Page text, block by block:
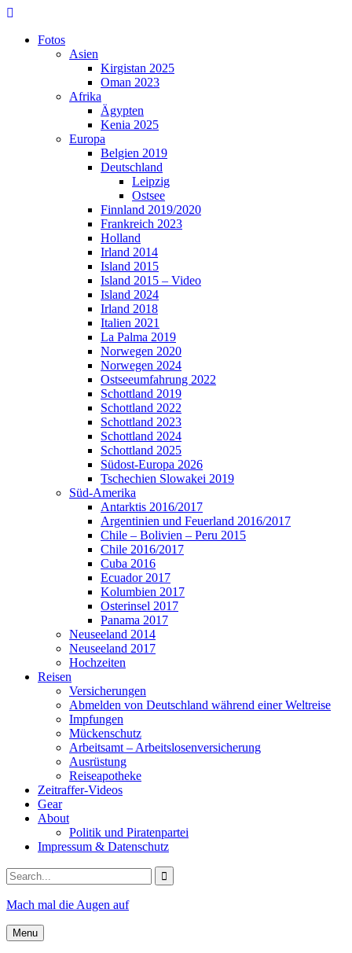
Skip
contentFotos
Asien
Kirgistan 2025
Oman 2023
Afrika
Ägypten
Kenia 2025
Europa
Belgien 2019
Deutschland
Leipzig
Ostsee
Finnland 2019/2020
Frankreich 2023
Holland
Irland 2014
Island 2015
Island 2015 – Video
Island 2024
Irland 2018
Italien 2021
La Palma 2019
Norwegen 2020
Norwegen 2024
Ostseeumfahrung 2022
Schottland 2019
Schottland 2022
Schottland 2023
Schottland 2024
Schottland 2025
Südost-Europa 2026
Tschechien Slowakei 2019
Süd-Amerika
Antarktis 2016/2017
Argentinien und Feuerland 2016/2017
Chile – Bolivien – Peru 2015
Chile 2016/2017
Cuba 2016
Ecuador 2017
Kolumbien 2017
Osterinsel 2017
Panama 2017
Neuseeland 2014
Neuseeland 2017
Hochzeiten
Reisen
Versicherungen
Abmelden von Deutschland während einer Weltreise
Impfungen
Mückenschutz
Arbeitsamt – Arbeitslosenversicherung
Ausrüstung
Reiseapotheke
Zeitraffer-Videos
Gear
About
Politik und Piratenpartei
Impressum & Datenschutz
Search
for:
Mach mal die Augen auf
Menu